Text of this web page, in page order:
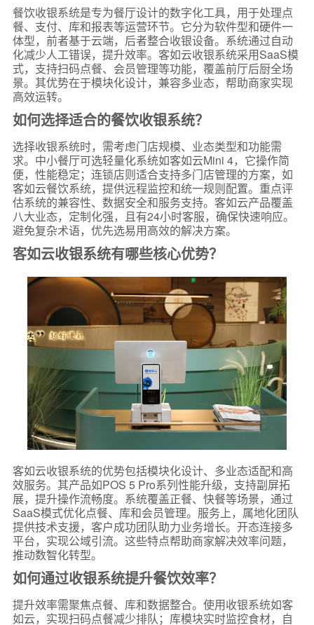
餐饮收银系统是专为餐厅设计的数字化工具，用于处理点
餐、支付、库和报表等运营环节。它分为软件型和硬件一
体型，前者基于云端，后者整合收银设备。系统通过自动
化减少人工错误，提升效率。客如云收银系统采用SaaS模
式，支持扫码点餐、会员管理等功能，覆盖前厅后厨全场
景。其优势在于模块化设计，兼容多业态，帮助商家实现
高效运转。
如何选择适合的餐饮收银系统？
选择收银系统时，需考虑门店规模、业态类型和功能需
求。中小餐厅可选轻量化系统如客如云Mini 4，它操作简
便，性能稳定；连锁店则适合支持多门店管理的方案，如
客如云餐饮系统，提供远程监控和统一规则配置。重点评
估系统的兼容性、数据安全和服务支持。客如云产品覆盖
八大业态，定制化强，且有24小时客服，确保快速响应。
避免复杂术语，优先选易用高效的解决方案。
客如云收银系统有哪些核心优势？
客如云收银系统的优势包括模块化设计、多业态适配和高
效服务。其产品如POS 5 Pro系列性能升级，支持副屏拓
展，提升操作流畅度。系统覆盖正餐、快餐等场景，通过
SaaS模式优化点餐、库和会员管理。服务上，属地化团队
提供技术支援，客户成功团队助力业务增长。开态连接多
平台，实现公域引流。这些特点帮助商家解决效率问题，
推动数智化转型。
如何通过收银系统提升餐饮效率？
提升效率需聚焦点餐、库和数据整合。使用收银系统如客
如云，实现扫码点餐减少排队；库模块实时监控食材，自